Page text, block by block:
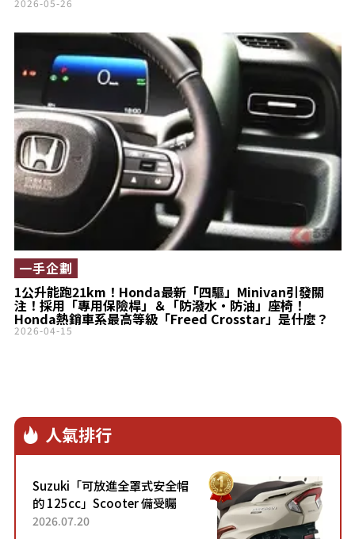
1公升能跑21km！Honda最新「四驅」Minivan引發關
注！採用「專用保險桿」＆「防潑水・防油」座椅！
Honda熱銷車系最高等級「Freed Crosstar」是什麼？
一手企劃
2026-04-15
人氣排行
Suzuki「可放進全罩式安全帽
的 125cc」Scooter 備受矚
目！採用全新流線設計與各項
2026.07.20